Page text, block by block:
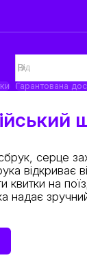
Гарантована
серце
відкриває
квитки на
надає